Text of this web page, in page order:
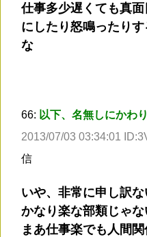
仕事多少遅くても真
にしたり怒鳴ったり
な
66: 以下、名無しにかわ
2013/07/03 03:34:01
信
いや、非常に申し訳
かなり楽な部類じゃな
まあ仕事楽でも人間